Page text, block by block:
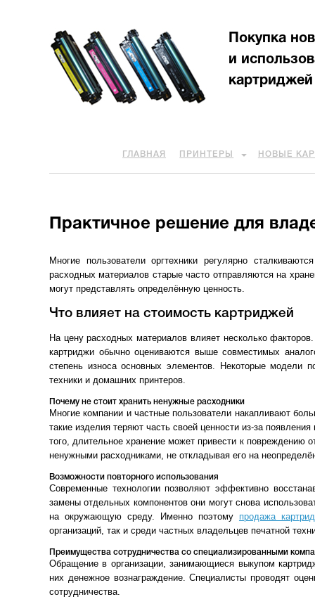
Покупка
и
картриджей
ГЛАВНАЯ ПРИНТЕРЫ НОВЫЕ
Практичное решение для
Многие пользователи оргтехники регулярно
расходных материалов старые часто отправляются на
могут представлять определённую ценность.
Что влияет на стоимость картриджей
На цену расходных материалов влияет несколько
картриджи обычно оцениваются выше совместимых
степень износа основных элементов. Некоторые модели
техники и домашних принтеров.
Почему не стоит хранить ненужные расходники
Многие компании и частные пользователи накапливают
такие изделия теряют часть своей ценности из-за
того, длительное хранение может привести к повреждению
ненужными расходниками, не откладывая его на
Возможности повторного использования
Современные технологии позволяют эффективно
замены отдельных компонентов они могут снова
на окружающую среду. Именно поэтому продажа
организаций, так и среди частных владельцев печатной
Преимущества сотрудничества со специализированными
Обращение в организации, занимающиеся выкупом
них денежное вознаграждение. Специалисты проводят
сотрудничества.